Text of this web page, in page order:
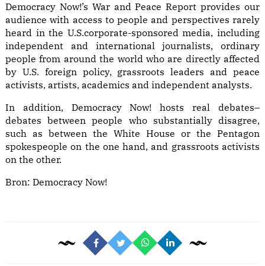
Democracy Now!’s War and Peace Report provides our
audience with access to people and perspectives rarely
heard in the U.S.corporate-sponsored media, including
independent and international journalists, ordinary
people from around the world who are directly affected
by U.S. foreign policy, grassroots leaders and peace
activists, artists, academics and independent analysts.
In addition, Democracy Now! hosts real debates–
debates between people who substantially disagree,
such as between the White House or the Pentagon
spokespeople on the one hand, and grassroots activists
on the other.
Bron: Democracy Now!